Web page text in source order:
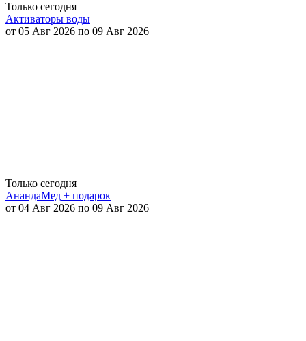
Только сегодня
Активаторы воды
от 05 Авг 2026 по 09 Авг 2026
Только сегодня
АнандаМед + подарок
от 04 Авг 2026 по 09 Авг 2026